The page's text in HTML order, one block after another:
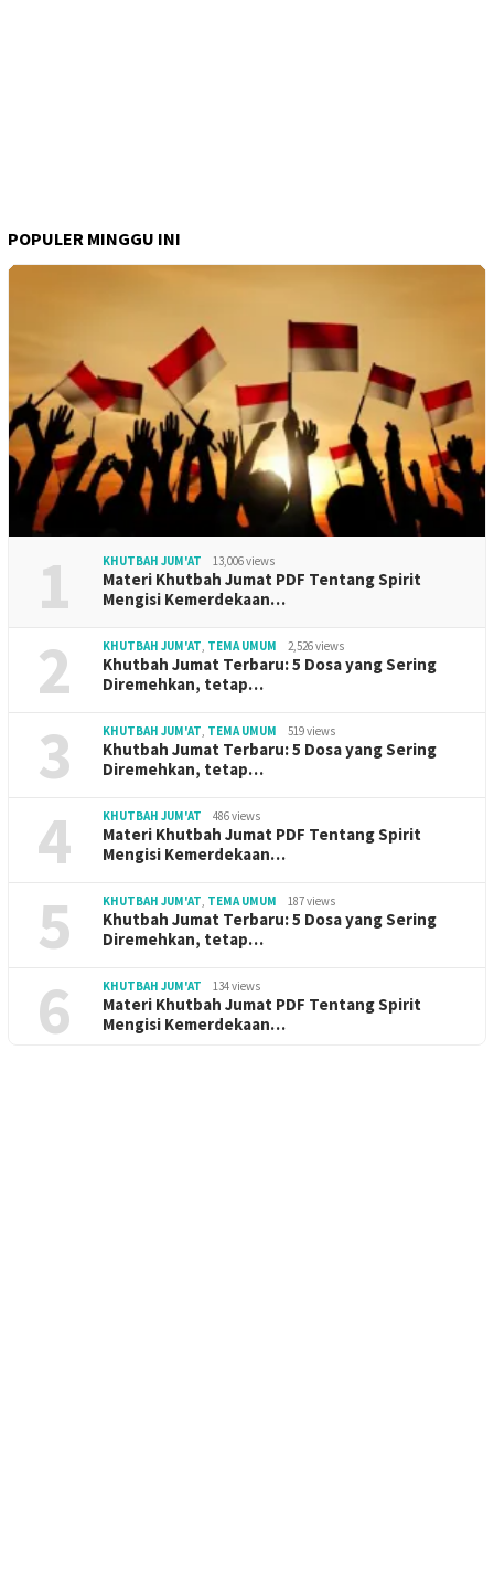
POPULER MINGGU INI
1 KHUTBAH JUM'AT 13,006 views
Materi Khutbah Jumat PDF Tentang Spirit
Mengisi Kemerdekaan…
2 KHUTBAH JUM'AT, TEMA UMUM 2,526 views
Khutbah Jumat Terbaru: 5 Dosa yang Sering
Diremehkan, tetap…
3 KHUTBAH JUM'AT, TEMA UMUM 519 views
Khutbah Jumat Terbaru: 5 Dosa yang Sering
Diremehkan, tetap…
4 KHUTBAH JUM'AT 486 views
Materi Khutbah Jumat PDF Tentang Spirit
Mengisi Kemerdekaan…
5 KHUTBAH JUM'AT, TEMA UMUM 187 views
Khutbah Jumat Terbaru: 5 Dosa yang Sering
Diremehkan, tetap…
6 KHUTBAH JUM'AT 134 views
Materi Khutbah Jumat PDF Tentang Spirit
Mengisi Kemerdekaan…